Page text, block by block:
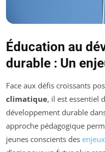
Éducation au
durable : Un
Face aux défis croissants
climatique, il est essentiel
développement durable
approche pédagogique
jeunes conscients des